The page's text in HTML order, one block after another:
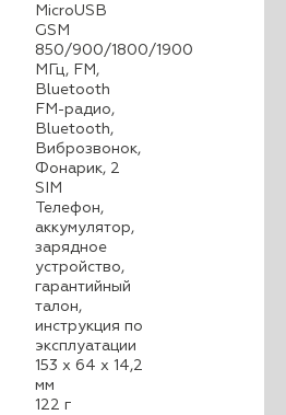
MicroUSB
GSM
850/900/1800/1900
МГц, FM,
Bluetooth
FM-радио,
Bluetooth,
Виброзвонок,
Фонарик, 2
SIM
Телефон,
аккумулятор,
зарядное
устройство,
гарантийный
талон,
инструкция по
эксплуатации
153 х 64 х 14,2
мм
122 г